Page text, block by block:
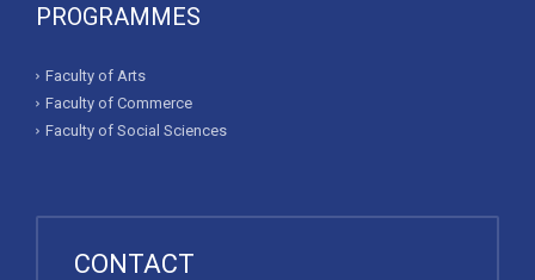
PROGRAMMES
Faculty of Arts
Faculty of Commerce
Faculty of Social Sciences
CONTACT